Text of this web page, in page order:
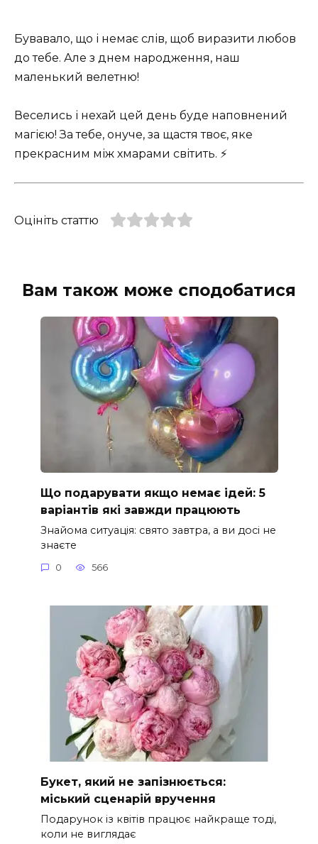
Бувавало, що і немає слів, щоб виразити любов
до тебе. Але з днем народження, наш
маленький велетню!
Веселись і нехай цей день буде наповнений
магією! За тебе, онуче, за щастя твоє, яке
прекрасним між хмарами світить. ⚡
Оцініть статтю
Вам також може сподобатися
Що подарувати якщо немає ідей: 5
варіантів які завжди працюють
Знайома ситуація: свято завтра, а ви досі не
знаєте
0 566
Букет, який не запізнюється:
міський сценарій вручення
Подарунок із квітів працює найкраще тоді,
коли не виглядає